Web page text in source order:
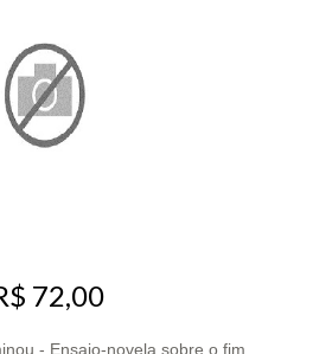
72,00
- Ensaio-novela sobre o fim